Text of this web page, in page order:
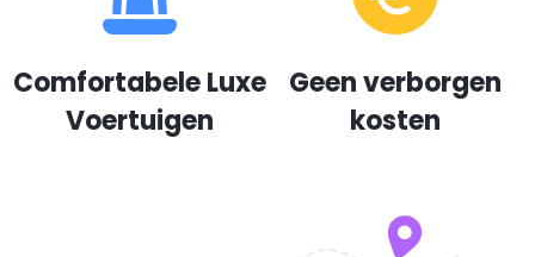
Comfortabele Luxe
Voertuigen
Geen verborgen
kosten